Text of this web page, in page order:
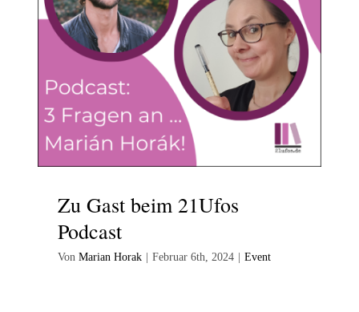
Zu Gast beim 21Ufos
Podcast
Von Marian Horak Februar 6th, 2024 Event